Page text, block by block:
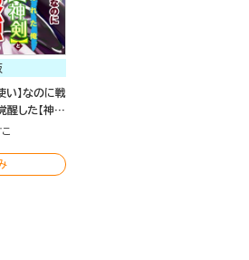
い】なのに戦
醒した【神
ク版（分冊